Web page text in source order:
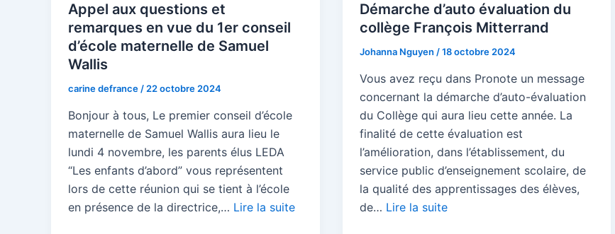
Appel aux questions et
remarques en vue du 1er conseil
d’école maternelle de Samuel
Wallis
carine defrance / 22 octobre 2024
Bonjour à tous, Le premier conseil d’école
maternelle de Samuel Wallis aura lieu le
lundi 4 novembre, les parents élus LEDA
“Les enfants d’abord” vous représentent
lors de cette réunion qui se tient à l’école
en présence de la directrice,… Lire la suite
Démarche d’auto évaluation du
collège François Mitterrand
Johanna Nguyen /18 octobre 2024
Vous avez reçu dans Pronote un message
concernant la démarche d’auto-évaluation
du Collège qui aura lieu cette année. La
finalité de cette évaluation est
l’amélioration, dans l’établissement, du
service public d’enseignement scolaire, de
la qualité des apprentissages des élèves,
de… Lire la suite